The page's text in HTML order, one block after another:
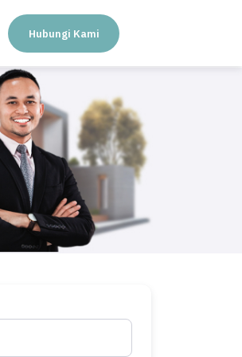
Hubungi Kami